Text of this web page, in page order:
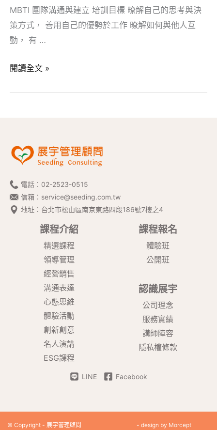
MBTI 團隊溝通與建立 培訓目標 暸解自己的思考與決
策方式， 善用自己的優勢於工作 暸解如何與他人互
動， 有 …
MBTI
建
閱讀全文 »
電話： 02-2523-0515
信箱： service@seeding.com.tw
地址：台北市松山區南京東路四段186號7樓之4
課程介紹
精選課程
領導管理
經營銷售
溝通表達
心態思維
體驗活動
創新創意
名人演講
ESG課程
課程報名
體驗班
公開班
認識展宇
公司理念
服務實績
講師陣容
隱私權條款
LINE Facebook
© Copyright - 展宇管理顧問 - design by Morcept